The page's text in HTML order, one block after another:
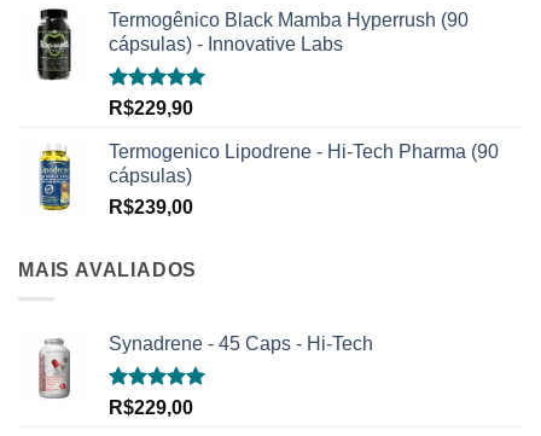
Termogênico Black Mamba Hyperrush (90
cápsulas) - Innovative Labs
Avaliação
R$229,90
Termogenico Lipodrene - Hi-Tech Pharma (90
cápsulas)
R$239,00
MAIS AVALIADOS
Synadrene - 45 Caps - Hi-Tech
Avaliação
R$229,00